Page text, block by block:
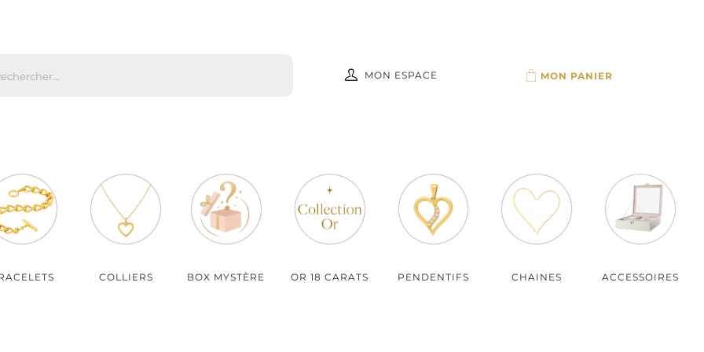
Bijoux Argent
Bijoux Plaqué Or
Bijoux Plaqué Or Rosé
Bijoux Homme
Bijoux Enfant
Bijoux de 100 à 150€
Bijoux de 150 à 200€
Bijoux plus de 200€
MON ESPACE
COLLIERS BOX MYSTÈRE OR 18 CARATS PENDENTIFS CHAINES ACCESSOIRES